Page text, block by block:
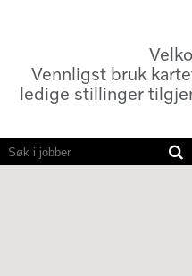
Vennligst bruk
ledige stillinger
Skjermlesere
kan